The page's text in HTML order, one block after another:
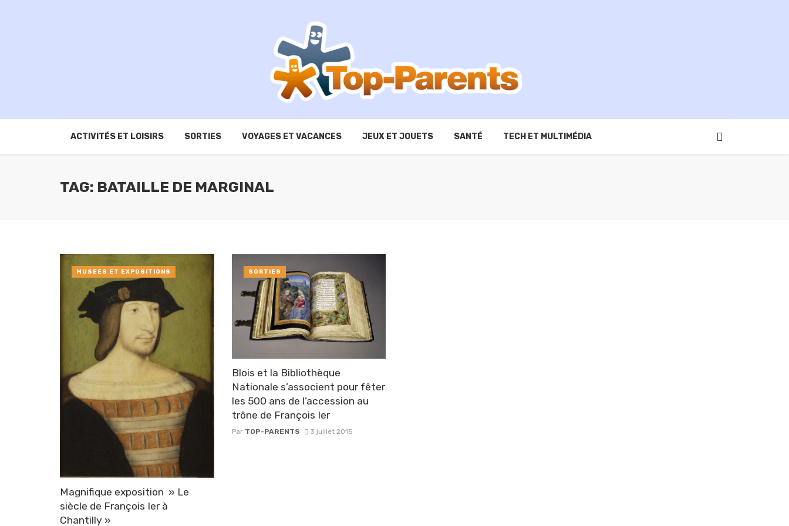
ACTIVITÉS ET LOISIRS SORTIES VOYAGES ET VACANCES JEUX ET JOUETS SANTÉ TECH ET MULTIMÉDIA
TAG: BATAILLE DE MARGINAL
Magnifique exposition » Le
siècle de François Ier à
Chantilly »
MUSÉES ET EXPOSITIONS
Blois et la Bibliothèque
Nationale s’associent pour fêter
les 500 ans de l’accession au
trône de François Ier
Par TOP-PARENTS 3 juillet 2015
SORTIES